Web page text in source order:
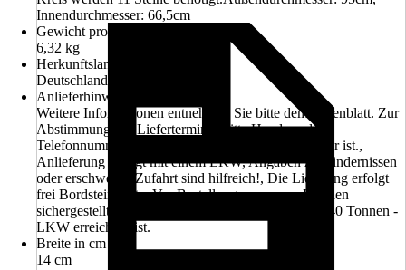
Innendurchmesser: 66,5cm
Gewicht pro Stück
6,32 kg
Herkunftsland
Deutschland
Anlieferhinweis
Weitere Informationen entnehmen Sie bitte dem Datenblatt. Zur
Abstimmung des Liefertermines bitte Handy- oder
Telefonnummer angeben, welche tagsüber erreichbar ist.,
Anlieferung erfolgt mit einem LKW, Angaben zu Hindernissen
oder erschwerter Zufahrt sind hilfreich!, Die Lieferung erfolgt
frei Bordsteinkante, Vor Bestellung muss vom Kunden
sichergestellt sein, dass die Entladestelle mit einem 40 Tonnen -
LKW erreichbar ist.
Breite in cm
14 cm